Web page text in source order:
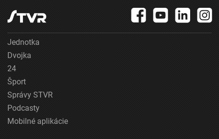
Jednotka
Dvojka
24
Šport
Správy STVR
Podcasty
Mobilné aplikácie